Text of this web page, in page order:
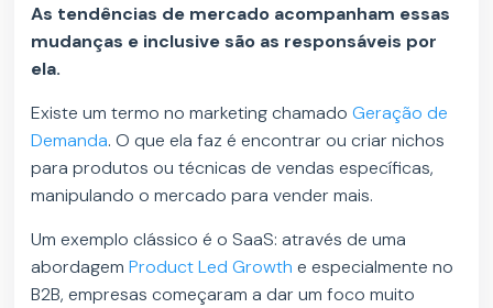
As tendências de mercado acompanham essas
mudanças e inclusive são as responsáveis por
ela.
Existe um termo no marketing chamadoGeração de
Demanda. O que ela faz é encontrar ou criar nichos
para produtos ou técnicas de vendas específicas,
manipulando o mercado para vender mais.
Um exemplo clássico é o SaaS: através de uma
abordagemProduct Led Growth e especialmente no
B2B, empresas começaram a dar um foco muito